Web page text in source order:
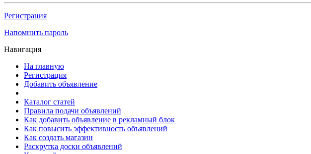
Регистрация
Напомнить пароль
Навигация
На главную
Регистрация
Добавить объявление
Каталог статей
Правила подачи объявлений
Как добавить объявление в рекламный блок
Как повысить эффективность объявлений
Как создать магазин
Раскрутка доски объявлений